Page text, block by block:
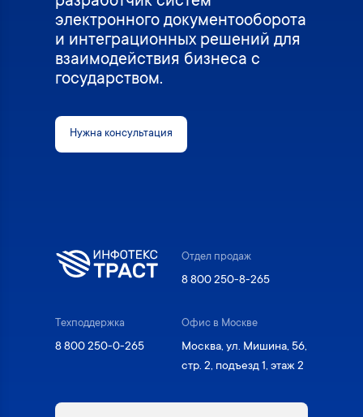
электронного документооборота
и интеграционных решений для
взаимодействия бизнеса с
государством.
Нужна консультация
Отдел продаж
8 800 250-8-265
Техподдержка
8 800 250-0-265
Офис в Москве
Москва, ул. Мишина, 56,
стр. 2, подъезд 1, этаж 2